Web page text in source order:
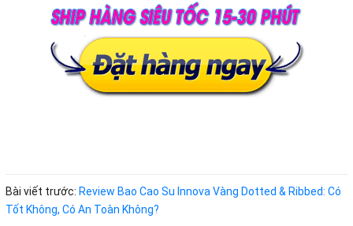
Bài viết trước: Review Bao Cao Su Innova Vàng Dotted & Ribbed: Có
Tốt Không, Có An Toàn Không?